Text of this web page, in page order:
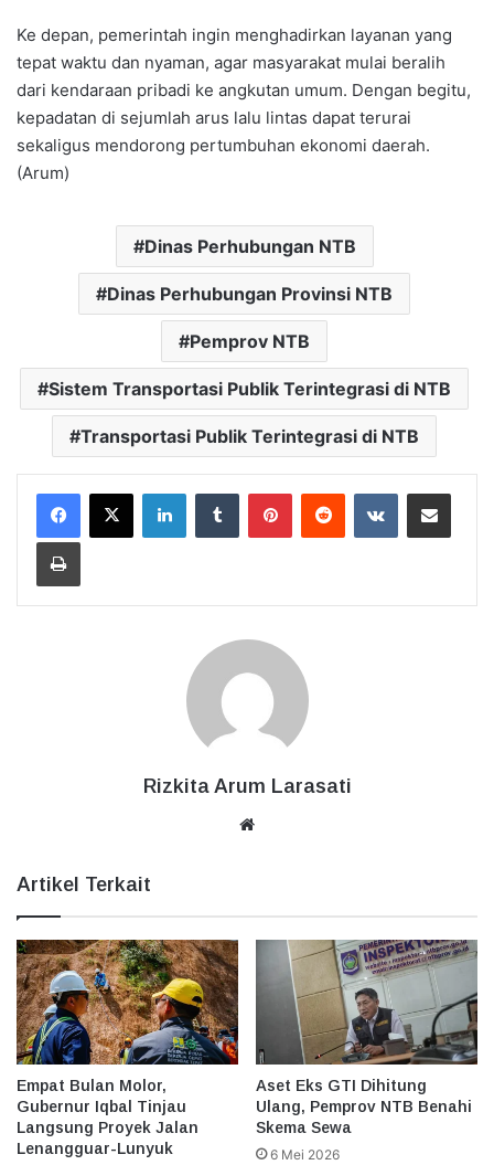
Ke depan, pemerintah ingin menghadirkan layanan yang
tepat waktu dan nyaman, agar masyarakat mulai beralih
dari kendaraan pribadi ke angkutan umum. Dengan begitu,
kepadatan di sejumlah arus lalu lintas dapat terurai
sekaligus mendorong pertumbuhan ekonomi daerah.
(Arum)
Dinas Perhubungan NTB
Dinas Perhubungan Provinsi NTB
Pemprov NTB
Sistem Transportasi Publik Terintegrasi di NTB
Transportasi Publik Terintegrasi di NTB
LinkedInTumblr PinterestReddit VKontakteBagikan Lewat Email
Cetak
Rizkita Arum Larasati
Artikel Terkait
Empat Bulan Molor,
Gubernur Iqbal Tinjau
Langsung Proyek Jalan
Lenangguar-Lunyuk
Aset Eks GTI Dihitung
Ulang, Pemprov NTB Benahi
Skema Sewa
6 Mei 2026